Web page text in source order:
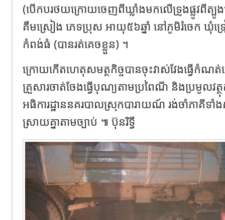
(បើកបរថយក្រោយចេញពីឃ្លាំងមកលើទ្រូងផ្លូវពីត្
គឹមស្រៀង ភេទប្រុស អាយុ៥៦ឆ្នាំ នៅភូមិរំចេក ឃុំទ្
កំពង់ធំ (បានរត់គេចខ្លួន) ។
ក្រោយកើតហេតុសមត្ថកិច្ចបានចុះវាស់វែងធ្វើកំ
គ្រួសារចាត់ចែងធ្វើបុណ្យតាមប្រពៃណី និងប្រមូលវត្
អធិការដ្ឋាននគរបាលស្រុកបារាយណ៍ រង់ចាំភាគីទ
ស្រាយគ្នាតាមច្បាប់ ៕ ប៊ុនរិទ្ធី